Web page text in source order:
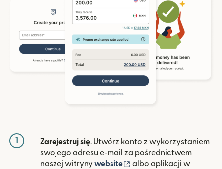
1 Zarejestruj się. Utwórz konto z wykorzystaniem
swojego adresu e-mail za pośrednictwem
naszej witryny website (otwiera się w nowym
albo aplikacji w